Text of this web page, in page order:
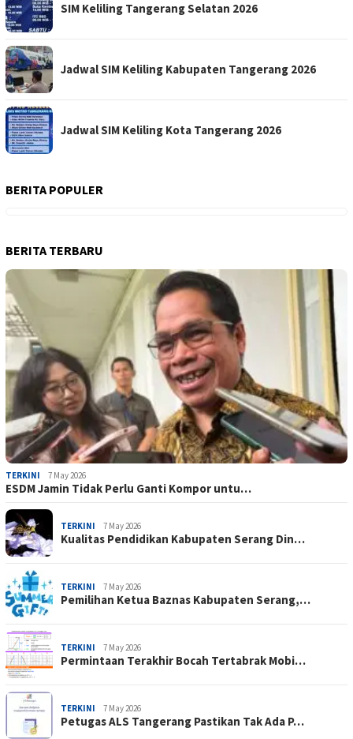
SIM Keliling Tangerang Selatan 2026
Jadwal SIM Keliling Kabupaten Tangerang 2026
Jadwal SIM Keliling Kota Tangerang 2026
BERITA POPULER
BERITA TERBARU
TERKINI 7 May 2026
ESDM Jamin Tidak Perlu Ganti Kompor untu…
TERKINI 7 May 2026
Kualitas Pendidikan Kabupaten Serang Din…
TERKINI 7 May 2026
Pemilihan Ketua Baznas Kabupaten Serang,…
TERKINI 7 May 2026
Permintaan Terakhir Bocah Tertabrak Mobi…
TERKINI 7 May 2026
Petugas ALS Tangerang Pastikan Tak Ada P…